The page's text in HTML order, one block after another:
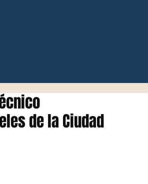
de la Ciudad